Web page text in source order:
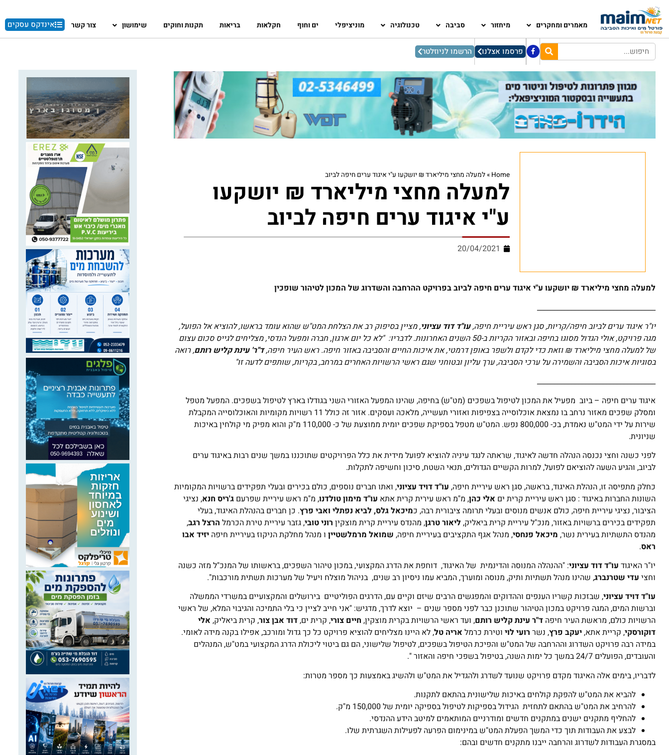
מאמרים ומחקרים מיחזור סביבה טכנולוגיה מוניציפלי ים וחוף חקלאות בריאות תקנות וחוקים שימושון צור קשר אינדקס עסקים
פרסמו אצלנו הרשמו לניוזלטר
Home
»למעלה מחצי מיליארד ₪ יושקעו ע"י איגוד ערים חיפה לביוב
למעלה מחצי מיליארד ₪ יושקעו
ע"י איגוד ערים חיפה לביוב
20/04/2021
למעלה מחצי מיליארד ₪ יושקעו ע"י איגוד ערים חיפה לביוב בפרויקט ההרחבה והשדרוג של המכון לטיהור שופכין
__________________________________
יו"ר איגוד ערים לביוב חיפה/קריות, סגן ראש עיריית חיפה,עו"ד דוד עציוני, מציין בסיפוק רב את הצלחת המט"ש שהוא עומד בראשו, להוציא אל הפועל,
מגה פרויקט, אולי הגדול מסוגו בחיפה ובאזור הקריות ב-50 השנים האחרונות. לדבריו: "לא כל יום ארגון, חברה ומפעל הנדסי, מצליחים לגייס סכום עצום
של למעלה מחצי מיליארד ₪ וזאת כדי לקדם ולשפר באופן דרמטי, את איכות החיים והסביבה באזור חיפה. ראש העיר חיפה,ד"ר' עינת קליש רותם, רואה
בסוגיות איכות הסביבה והשמירה על ערכי הסביבה, ערך עליון ובטוחני שגם ראשי הרשויות האחרים במרחב, בקריות, שותפים לדעה זו"
__________________________________
איגוד ערים חיפה – ביוב מפעיל את המכון לטיפול בשפכים (מט"ש) בחיפה, שהינו המפעל האזורי השני בגודלו בארץ לטיפול בשפכים. המפעל מטפל
ומסלק שפכים מאזור נרחב בו נמצאת אוכלוסייה בצפיפות ואזורי תעשייה, מלאכה ועסקים. אזור זה כולל 11 רשויות מקומיות והאוכלוסייה המקבלת
שירות על ידי המט"ש נאמדת, בכ- 800,000 נפש. המט"ש מטפל בספיקת שפכים יומית ממוצעת של כ- 110,000 מ"ק והוא מפיק מי קולחין באיכות
שניונית.
לפני כשנה וחצי נכנסה הנהלה חדשה לאיגוד, שראתה לנגד עיניה להוציא לפועל מידית את כלל הפרויקטים שתוכננו במשך שנים רבות באיגוד ערים
לביוב, והגיע השעה להוציאם לפועל, למרות הקשיים הגדולים, תנאי השטח, סיכון וחשיפה לתקלות.
כחלק מתפיסה זו, הנהלת האיגוד, בראשה, סגן ראש עיריית חיפה, עו"ד דויד עציוני, ואתו חברים נוספים, כולם בכירים ובעלי תפקידים ברשויות המקומיות
השונות החברות באיגוד : סגן ראש עיריית קרית ים אלי כהן, מ"מ ראש עירית קרית אתא עו"ד מימון טולדנו, מ"מ ראש עיריית שפרעם ג'ריס חנא, נציגי
הציבור, נציגי עיריית חיפה, כולם אנשים מנוסים ובעלי תרומה ציבורית רבה, כמיכאל גלס, לביא נפתלי ואבי פרץ. כן חברים בהנהלת האיגוד, בעלי
תפקידים בכירים ברשויות באזור, מנכ"ל עיריית קרית ביאליק,ליאור טרגן, מהנדס עיריית קרית מוצקין רוני טובי, גזבר עיריית טירת הכרמל הרצל רגב,
מהנדס התשתיות בעירית נשר, מיכאל פנחסי, מנהל אגף התקציבים בעיריית חיפה, שמואל מרמלשטייןו מנהל מחלקת הניקוז בעיריית חיפה יזיד אבו
ראס.
יו"ר האיגוד עו"ד דוד עציוני: "ההנהלה המנוסה והדינמית של האיגוד, דוחפת את הדרג המקצועי, במכון טיהור השפכים, בראשותו של המנכ"ל מזה כשנה
וחצי עדי שטרנברג, שהינו מנהל תשתיות ותיק, מנוסה ומוערך, המביא עמו ניסיון רב שנים, בניהול מוצלח ויעיל של מערכות תשתית מורכבות".
עו"ד דויד עציוני, שבזכות קשריו הענפים וההדוקים והמפגשים הרבים שיזם וקיים עם, הדרגים הפוליטיים בירושלים והמקצועיים במשרדי הממשלה
וברשות המים, המגה פרויקט במכון הטיהור שתוכנן כבר לפני מספר שנים – יוצא לדרך, מדגיש: "אני חייב לציין כי בלי התמיכה והגיבוי המלא, של ראשי
הרשויות כולם, מראשת העיר חיפה ד"ר עינת קליש רותם, ועד ראשי הרשויות בקרית מוצקין, חיים צורי, קרית ים,דוד אבן צור, קרית ביאליק, אלי
דוקורסקי, קריית אתא,יעקב פרץ, נשר רועי לויוטירת כרמל אריה טל, לא היינו מצליחים להוציא פרויקט כל כך גדול ומורכב, אפילו בקנה מידה לאומי.
במידה רבה פרויקט השדרוג וההרחבה של המט"ש והפיכת הטיפול בשפכים, לטיפול שלישוני, הם גם ביטוי ליכולת הדרג המקצועי במט"ש, המנהלים
והעובדים, הפועלים 24/7 במשך כל ימות השנה, בטיפול בשפכי חיפה והאזור ".
לדבריו, בימים אלה האיגוד מקדם פרויקט שנועד לשדרג ולהגדיל את המט"ש ולהשיג באמצעות כך מספר מטרות:
להביא את המט"ש להפקת קולחים באיכות שלישונית בהתאם לתקנות.
להרחיב את המט"ש בהתאם לתחזית הגידול בספיקות לטיפול בספיקה יומית של 150,000 מ"ק.
להחליף מתקנים ישנים במתקנים חדשים ומודרניים המותאמים למיטב הידע ההנדסי.
לבצע את העבודות תוך כדי המשך הפעלת המט"ש במינימום הפרעה לפעילות השגרתית שלו.
במסגרת העבודות לשדרוג והרחבה ייבנו מתקנים חדשים ובהם: